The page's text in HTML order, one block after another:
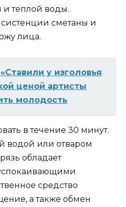
и теплой воды.
сметаны и
лица.
«Ставили у изголовья
ценой артисты
молодость
в течение 30 минут.
водой или отваром
обладает
средство
а также обмен